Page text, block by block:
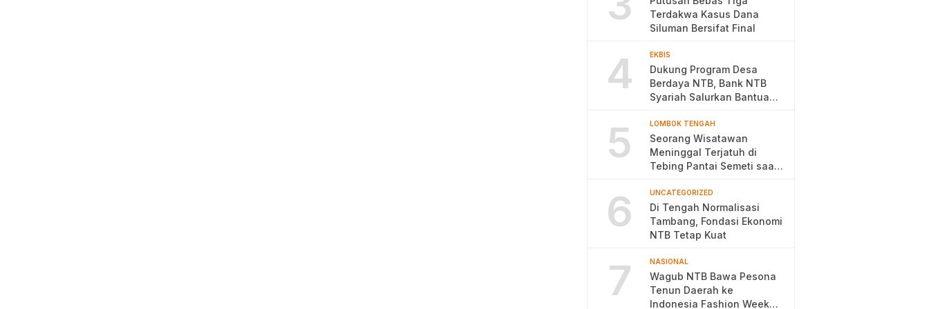
Terdakwa Kasus Dana
Siluman Bersifat Final
4 EKBIS
Dukung Program Desa
Berdaya NTB, Bank NTB
Syariah Salurkan Bantuan
5 LOMBOK TENGAH
Seorang Wisatawan
Meninggal Terjatuh di
Tebing Pantai Semeti saat
6 UNCATEGORIZED
Di Tengah Normalisasi
Tambang, Fondasi Ekonomi
NTB Tetap Kuat
7 NASIONAL
Wagub NTB Bawa Pesona
Tenun Daerah ke
Indonesia Fashion Week